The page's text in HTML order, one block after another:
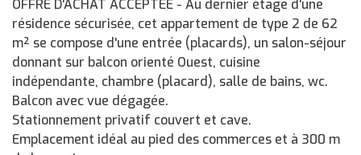
OFFRE D'ACHAT ACCEPTEE - Au dernier étage d'une
résidence sécurisée, cet appartement de type 2 de 62
m² se compose d'une entrée (placards), un salon-séjour
donnant sur balcon orienté Ouest, cuisine
indépendante, chambre (placard), salle de bains, wc.
Balcon avec vue dégagée.
Stationnement privatif couvert et cave.
Emplacement idéal au pied des commerces et à 300 m